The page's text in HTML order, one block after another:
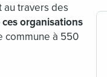
au travers des
ces organisations
commune à 550